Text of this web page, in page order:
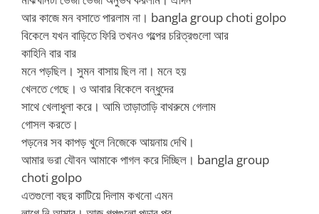
আর কাজে মন বসাতে পারলাম না। bangla group choti golpo
বিকেলে যখন বাড়িতে ফিরি তখনও গল্পের চরিত্রগুলো আর
কাহিনি বার বার
মনে পড়ছিল। সুমন বাসায় ছিল না। মনে হয়
খেলতে গেছে। ও আবার বিকেলে বন্ধুদের
সাথে খেলাধুলা করে। আমি তাড়াতাড়ি বাথরুমে গেলাম
গোসল করতে।
পড়নের সব কাপড় খুলে নিজেকে আয়নায় দেখি।
আমার ভরা যৌবন আমাকে পাগল করে দিচ্ছিল। bangla group
choti golpo
এতগুলো বছর কাটিয়ে দিলাম কখনো এমন